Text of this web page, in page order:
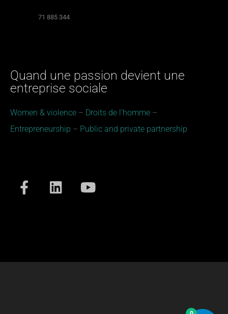
71 885 344
Quand une passion devient une
entreprise sociale
Women & violence ​​ – Droits de l’homme ​ –
Entrepreneurship – Public and private partnership